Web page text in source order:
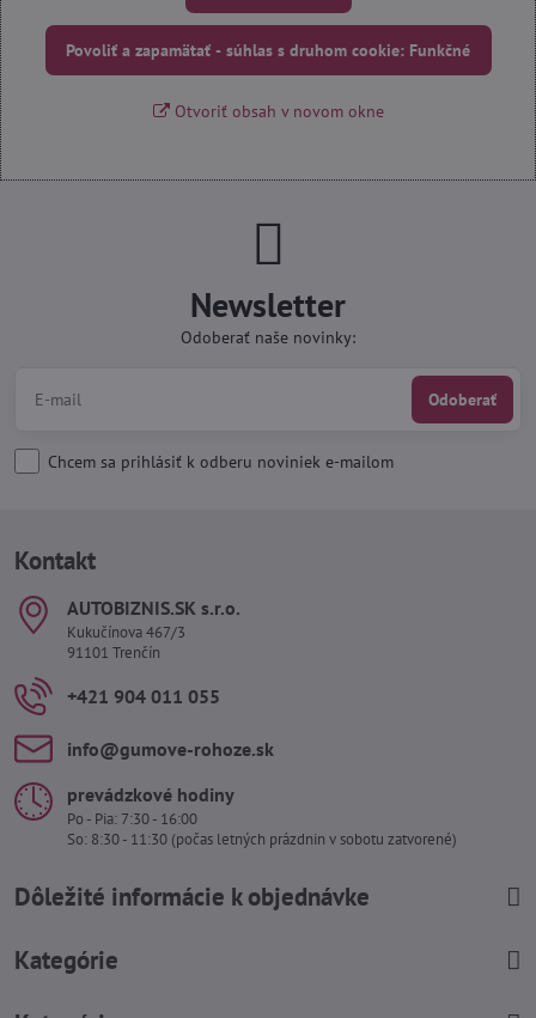
Povoliť a zapamätať - súhlas s druhom cookie: Funkčné
Otvoriť obsah v novom okne
Newsletter
Odoberať naše novinky:
Odoberať
Chcem sa prihlásiť k odberu noviniek e-mailom
Kontakt
AUTOBIZNIS​.SK s​.r​.o​.
Kukučínova 467/3
91101 Trenčín
+421 904 011 055
info​@gumove-rohoze​.sk
prevádzkové hodiny
Po - Pia: 7:30 - 16:00
So: 8:30 - 11:30 (počas letných prázdnin v sobotu zatvorené)
Dôležité informácie k objednávke
Kategórie